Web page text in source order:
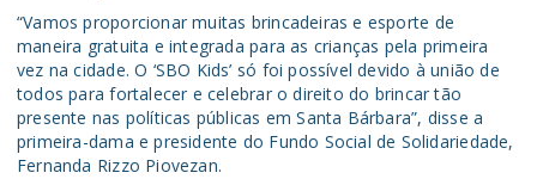
“Vamos proporcionar muitas brincadeiras e esporte de
maneira gratuita e integrada para as crianças pela primeira
vez na cidade. O ‘SBO Kids’ só foi possível devido à união de
todos para fortalecer e celebrar o direito do brincar tão
presente nas políticas públicas em Santa Bárbara”, disse a
primeira-dama e presidente do Fundo Social de Solidariedade,
Fernanda Rizzo Piovezan.